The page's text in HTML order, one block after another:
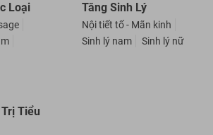
Loại Tăng Sinh Lý
Nội tiết tố - Mãn kinh
Sinh lý nam
Sinh lý nữ
Tiểu